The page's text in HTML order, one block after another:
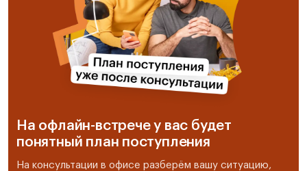
На офлайн-встрече у вас будет
понятный план поступления
На консультации в офисе разберём вашу ситуацию,